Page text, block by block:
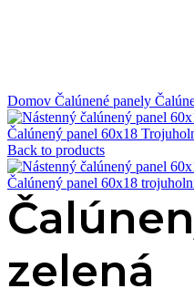
Domov Čalúnené panely
Čalúnený panel 60x18
Back to products
Čalúnený panel 60x18
zelená